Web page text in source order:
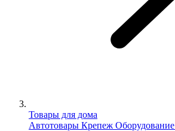
Товары для дома
Автотовары Крепеж Оборудование